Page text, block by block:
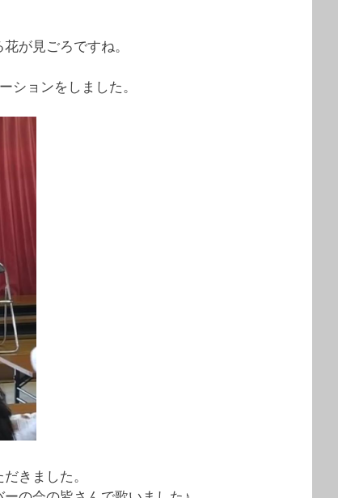
が見ごろですね。
ションをしました。
きました。